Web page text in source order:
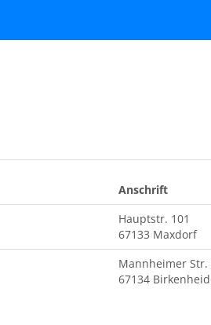
Anschrift
Hauptstr. 101
67133 Maxdorf
Mannheimer Str.
67134